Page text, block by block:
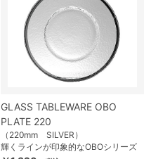
GLASS TABLEWARE OBO
PLATE 220
（220mm SILVER）
輝くラインが印象的なOBOシリーズ